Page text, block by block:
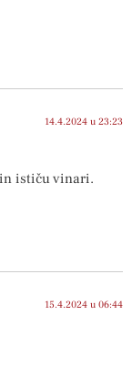
14.4.2024 u 23:23
ističu vinari.
15.4.2024 u 06:44